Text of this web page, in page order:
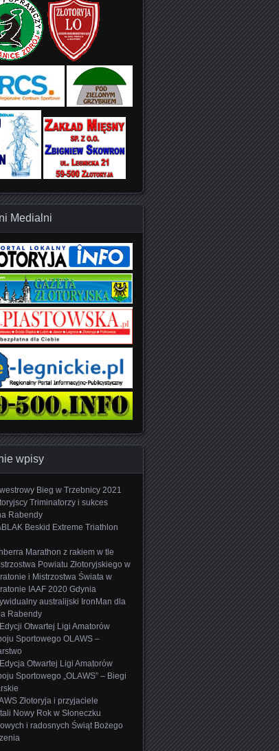
Medialni
wpisy
Bieg w Trzebnicy 2021
Triminatorzy i sukces
Rabendy
Beskid Extreme Triathlon
Marathon z rakiem w tle
Powiatu Złotoryjskiego w
i Mistrzostwa Świata w
IAAF 2020 Gdynia
australijski IronMan dla
Rabendy
Otwartej Ligi Amatorów
Sportowego OLAWS –
Otwartej Ligi Amatorów
Sportowego „OLAWS” – Biegi
Złotoryja i przyjaciele
Nowy Rok w Słoneczku
i radosnych Świąt Bożego